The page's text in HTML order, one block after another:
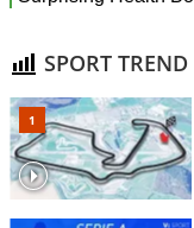
SPORT TREND